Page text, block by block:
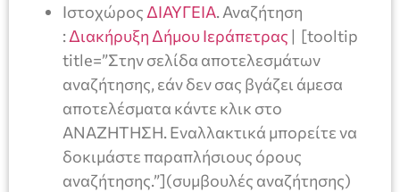
Ιστοχώρος ΔΙΑΥΓΕΙΑ. Αναζήτηση
:Διακήρυξη Δήμου Ιεράπετρας | [tooltip
title=”Στην σελίδα αποτελεσμάτων
αναζήτησης, εάν δεν σας βγάζει άμεσα
αποτελέσματα κάντε κλικ στο
ΑΝΑΖΗΤΗΣΗ. Εναλλακτικά μπορείτε να
δοκιμάστε παραπλήσιους όρους
αναζήτησης.”](συμβουλές αναζήτησης)